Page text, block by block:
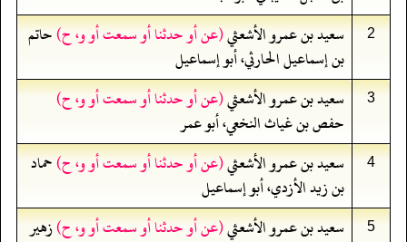
2 سعيد بن عمرو الأشعثي(عن أو حدثنا أو سمعت أو و، ح)حاتم
بن إسماعيل الحارثي، أبو إسماعيل
3 سعيد بن عمرو الأشعثي(عن أو حدثنا أو سمعت أو و، ح)
حفص بن غياث النخعي، أبو عمر
4 سعيد بن عمرو الأشعثي(عن أو حدثنا أو سمعت أو و، ح)حماد
بن زيد الأزدي، أبو إسماعيل
5 سعيد بن عمرو الأشعثي(عن أو حدثنا أو سمعت أو و، ح)زهير